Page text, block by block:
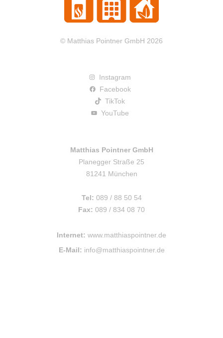
© Matthias Pointner GmbH 2026
Instagram
Facebook
TikTok
YouTube
Matthias Pointner GmbH
Planegger Straße 25
81241 München
Tel: 089 / 88 50 54
Fax: 089 / 834 08 70
Internet: www.matthiaspointner.de
E-Mail: info@matthiaspointner.de